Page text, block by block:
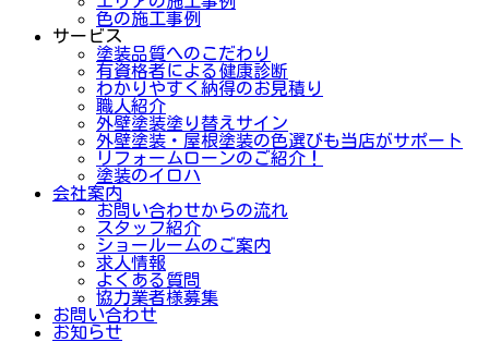
色の施工事例
サービス
塗装品質へのこだわり
有資格者による健康診断
わかりやすく納得のお見積り
職人紹介
外壁塗装塗り替えサイン
外壁塗装・屋根塗装の色選びも当店がサポート
リフォームローンのご紹介！
塗装のイロハ
会社案内
お問い合わせからの流れ
スタッフ紹介
ショールームのご案内
求人情報
よくある質問
協力業者様募集
お問い合わせ
お知らせ